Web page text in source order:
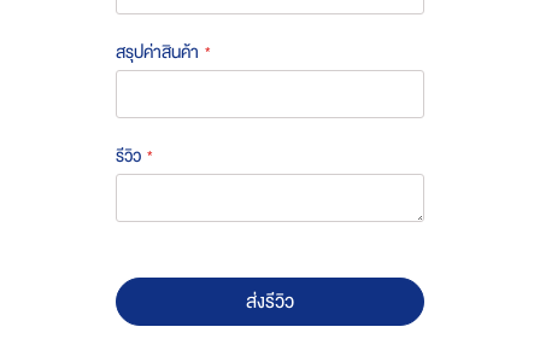
สรุปค่าสินค้า
รีวิว
ส่งรีวิว